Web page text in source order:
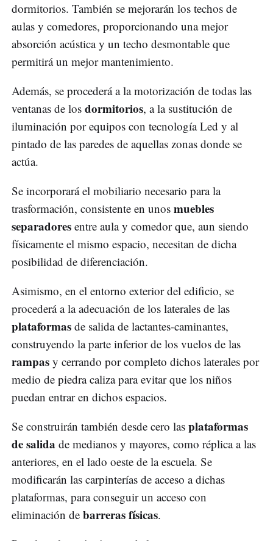
dormitorios. También se mejorarán los techos de
aulas y comedores, proporcionando una mejor
absorción acústica y un techo desmontable que
permitirá un mejor mantenimiento.
Además, se procederá a la motorización de todas las
ventanas de los dormitorios, a la sustitución de
iluminación por equipos con tecnología Led y al
pintado de las paredes de aquellas zonas donde se
actúa.
Se incorporará el mobiliario necesario para la
trasformación, consistente en unos muebles
separadores entre aula y comedor que, aun siendo
físicamente el mismo espacio, necesitan de dicha
posibilidad de diferenciación.
Asimismo, en el entorno exterior del edificio, se
procederá a la adecuación de los laterales de las
plataformas de salida de lactantes-caminantes,
construyendo la parte inferior de los vuelos de las
rampas y cerrando por completo dichos laterales por
medio de piedra caliza para evitar que los niños
puedan entrar en dichos espacios.
Se construirán también desde cero las plataformas
de salida de medianos y mayores, como réplica a las
anteriores, en el lado oeste de la escuela. Se
modificarán las carpinterías de acceso a dichas
plataformas, para conseguir un acceso con
eliminación de barreras físicas.